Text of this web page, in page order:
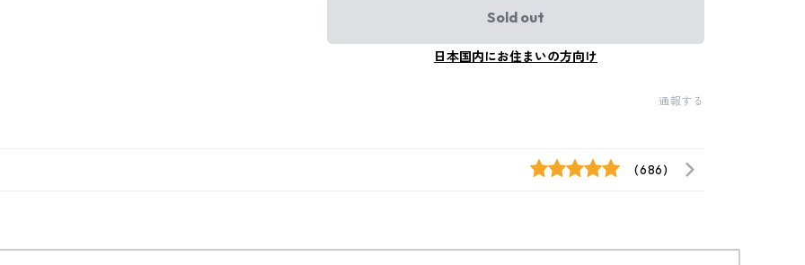
Sold out
日本国内にお住まいの方向け
通報する
(686)